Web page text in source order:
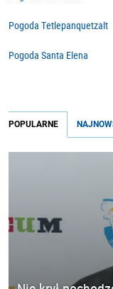
Pogoda Tetlepanquetzalt
Pogoda Santa Elena
POPULARNE